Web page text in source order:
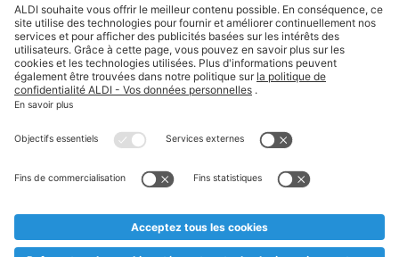
Suivez ALDI Belgique
Textes marqués d'un astérisque et mentions légales
* Nous vendons ces articles temporairement et jusqu'à
au cas où, malgré le planning bien étudié, nous serions
prématurément en rupture de stock. Prix Recupel et TVA incl.
** Sur ce site, l’utilisation de la forme masculine a été adoptée